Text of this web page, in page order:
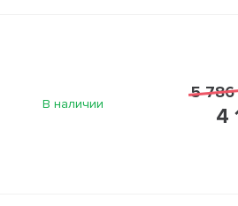
В наличии
5 786
4